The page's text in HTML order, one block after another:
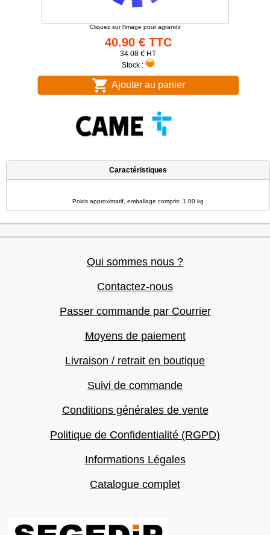
Cliquez sur l'image pour agrandir
40.90 € TTC
34.08 € HT
Stock :
Ajouter au panier
Caractéristiques
Poids approximatif, emballage compris: 1.00 kg
Qui sommes nous ?
Contactez-nous
Passer commande par Courrier
Moyens de paiement
Livraison / retrait en boutique
Suivi de commande
Conditions générales de vente
Politique de Confidentialité (RGPD)
Informations Légales
Catalogue complet